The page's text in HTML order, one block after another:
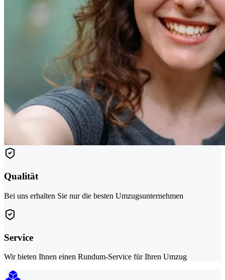
Qualität
Bei uns erhalten Sie nur die besten Umzugsunternehmen
Service
Wir bieten Ihnen einen Rundum-Service für Ihren Umzug